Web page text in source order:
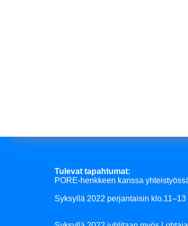
Tulevat tapahtumat:
PORE-henkkeen kanssa
Syksyllä 2022 perjantaisin